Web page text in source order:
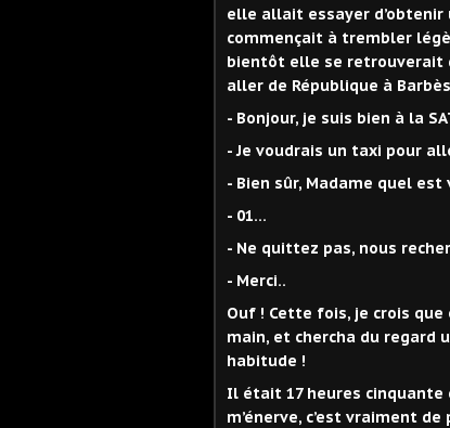
elle allait essayer d’obtenir
commençait à trembler
bientôt elle se retrouverait
aller de République à
- Bonjour, je suis bien à la
- Je voudrais un taxi pour
- Bien sûr, Madame quel
- 01…
- Ne quittez pas, nous
- Merci..
Ouf ! Cette fois, je crois que
main, et chercha du regard
habitude !
Il était 17 heures cinquante
m’énerve, c’est vraiment